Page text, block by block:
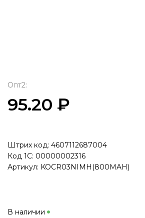
Опт2:
95.20 ₽
Штрих код: 4607112687004
Код 1С: 00000002316
Артикул: KOCR03NIMH(800MAH)
В наличии